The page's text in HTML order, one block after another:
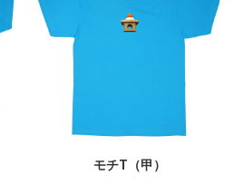
モチT（甲）